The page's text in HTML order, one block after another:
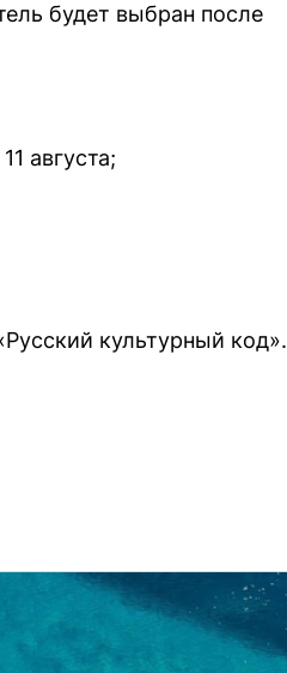
будет выбран после
августа;
культурный код».